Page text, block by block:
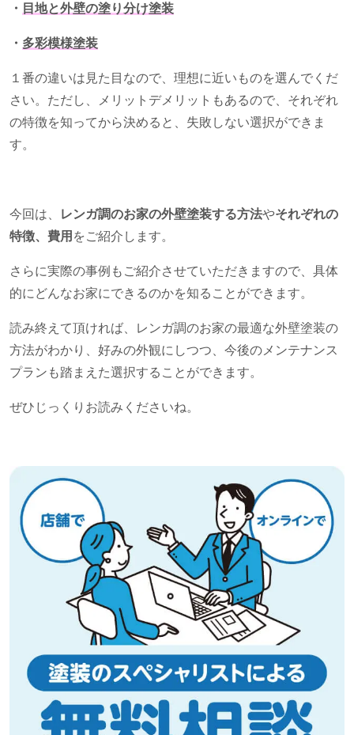
・ 目地と外壁の塗り分け塗装
・ 多彩模様塗装
１番の違いは見た目なので、理想に近いものを選んでくだ
さい。ただし、メリットデメリットもあるので、それぞれ
の特徴を知ってから決めると、失敗しない選択ができま
す。
今回は、 レンガ調のお家の外壁塗装する方法やそれぞれの
特徴、費用 をご紹介します。
さらに実際の事例もご紹介させていただきますので、具体
的にどんなお家にできるのかを知ることができます。
読み終えて頂ければ、レンガ調のお家の最適な外壁塗装の
方法がわかり、好みの外観にしつつ、今後のメンテナンス
プランも踏まえた選択することができます。
ぜひじっくりお読みくださいね。